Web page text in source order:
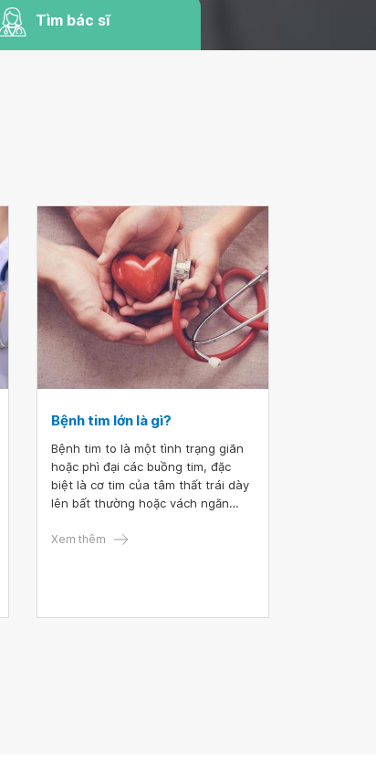
Tìm bác sĩ
Bệnh tim lớn là gì?
Bệnh tim to là một tình trạng giãn
hoặc phì đại các buồng tim, đặc
biệt là cơ tim của tâm thất trái dày
lên bất thường hoặc vách ngăn
là một số triệu chứng và hậu quả
Xem thêm